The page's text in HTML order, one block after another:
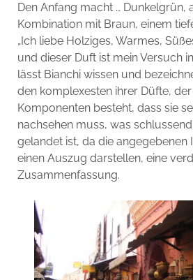
Den Anfang macht … Dunkelgrün,
Kombination mit Braun, einem
„Ich liebe Holziges, Warmes,
und dieser Duft ist mein Versuch
lässt Bianchi wissen und
den komplexesten ihrer Düfte,
Komponenten besteht, dass sie
nachsehen muss, was
gelandet ist, da die angegebenen
einen Auszug darstellen, eine
Zusammenfassung.